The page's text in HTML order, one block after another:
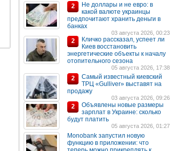
2
Не доллары и не евро: в
какой валюте украинцы
предпочитают хранить деньги в
банках
03 августа 2026, 00:23
2
Кличко рассказал, успеет ли
Киев восстановить
энергетические объекты к началу
отопительного сезона
05 августа 2026, 17:38
2
Самый известный киевский
ТРЦ «Gulliver» выставят на
продажу
03 августа 2026, 09:26
2
Объявлены новые размеры
зарплат в Украине: сколько
будут платить
05 августа 2026, 01:27
Monobank запустил новую
функцию в приложении: что